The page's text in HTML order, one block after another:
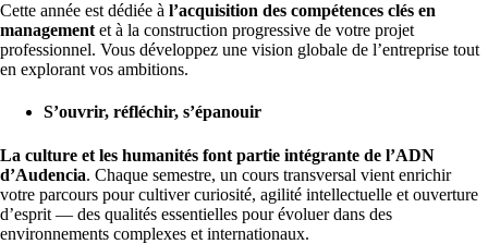
Cette année est dédiée à l’acquisition des compétences clés en
management et à la construction progressive de votre projet
professionnel. Vous développez une vision globale de l’entreprise tout
en explorant vos ambitions.
S’ouvrir, réfléchir, s’épanouir
La culture et les humanités font partie intégrante de l’ADN
d’Audencia. Chaque semestre, un cours transversal vient enrichir
votre parcours pour cultiver curiosité, agilité intellectuelle et ouverture
d’esprit — des qualités essentielles pour évoluer dans des
environnements complexes et internationaux.